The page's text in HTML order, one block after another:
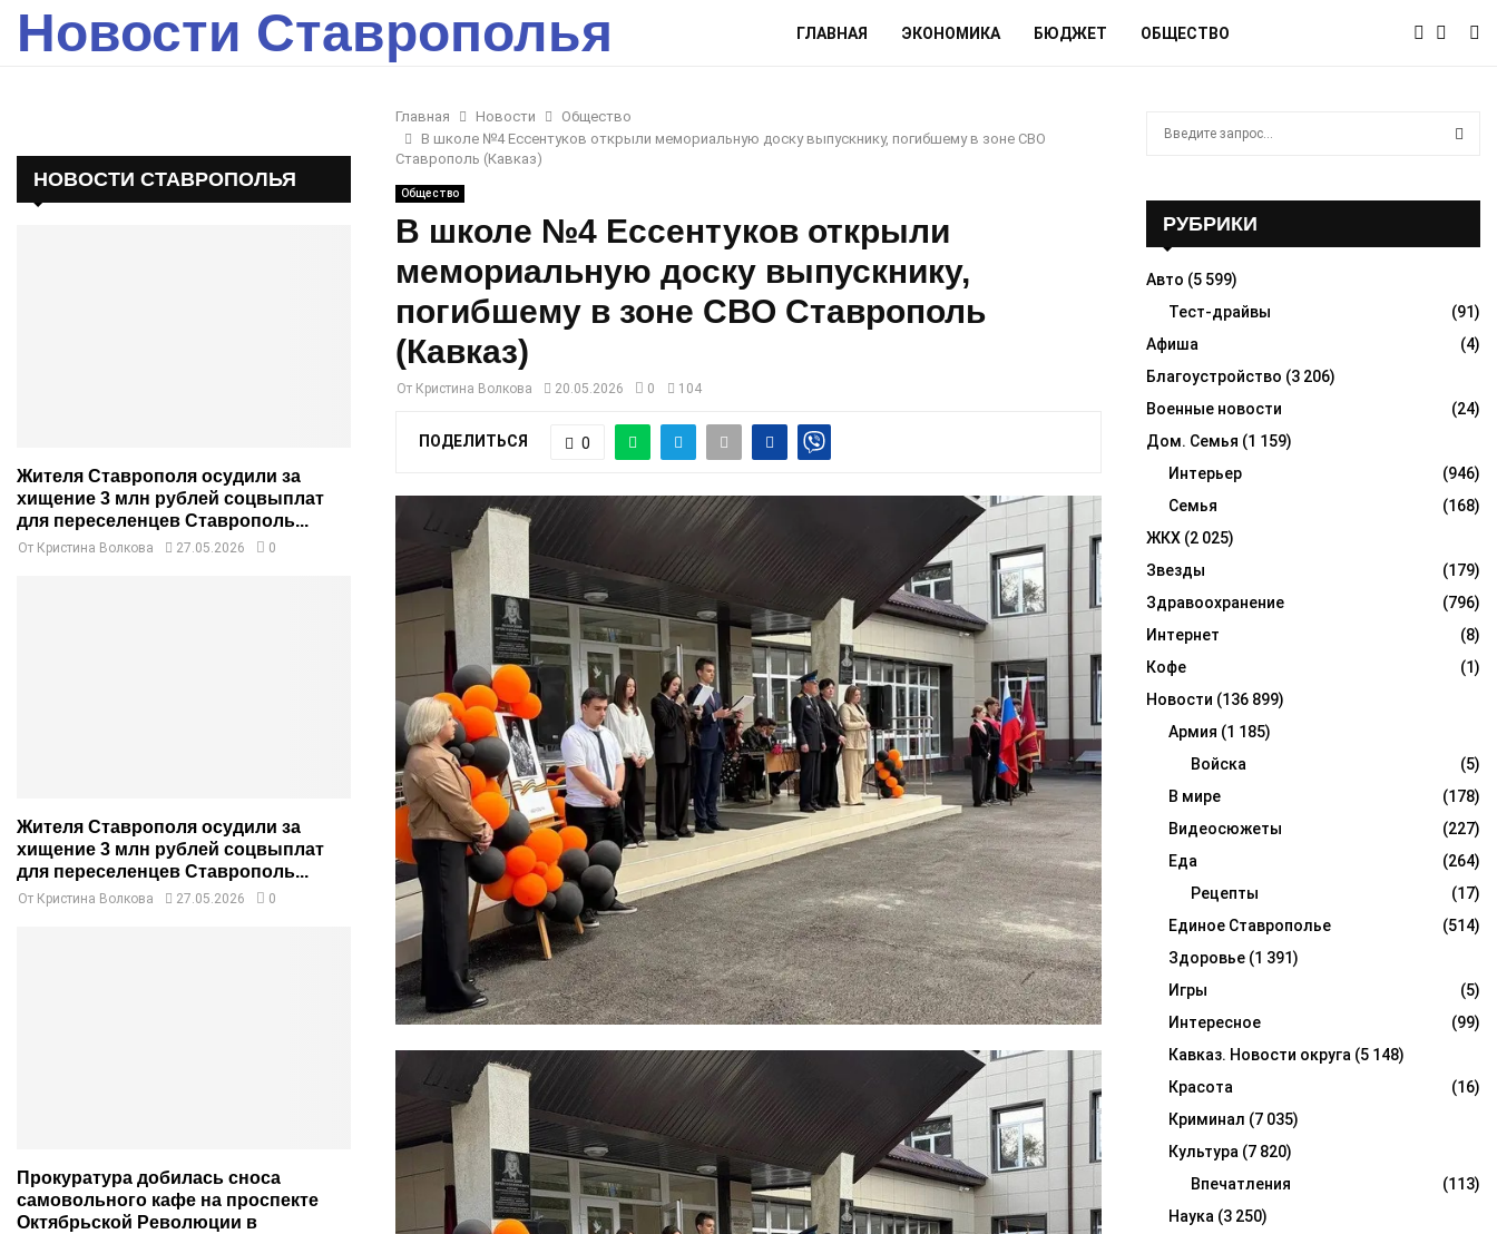
Новости Ставрополья ГЛАВНАЯ ЭКОНОМИКА БЮДЖЕТ ОБЩЕСТВО
Главная Новости
Общество
В школе №4 Ессентуков открыли мемориальную доску выпускнику, погибшему в зоне СВО
Ставрополь (Кавказ)
Общество
В школе №4 Ессентуков открыли
мемориальную доску выпускнику,
погибшему в зоне СВО Ставрополь
(Кавказ)
От Кристина Волкова 20.05.2026 0 104
ПОДЕЛИТЬСЯ 0
НОВОСТИ СТАВРОПОЛЬЯ
Жителя Ставрополя осудили за
хищение 3 млн рублей соцвыплат
для переселенцев Ставрополь...
От Кристина Волкова 27.05.2026 0
Жителя Ставрополя осудили за
хищение 3 млн рублей соцвыплат
для переселенцев Ставрополь...
От Кристина Волкова 27.05.2026 0
Прокуратура добилась сноса
самовольного кафе на проспекте
Октябрьской Революции в
o
R
C
H
РУБРИКИ
Авто (5 599)
Тест-драйвы
(91)
Афиша
(4)
Благоустройство (3 206)
Военные новости
(24)
Дом. Семья (1 159)
Интерьер
(946)
Семья
(168)
ЖКХ (2 025)
Звезды
(179)
Здравоохранение
(796)
Интернет
(8)
Кофе
(1)
Новости (136 899)
Армия (1 185)
Войска
(5)
В мире
(178)
Видеосюжеты
(227)
Еда
(264)
Рецепты
(17)
Единое Ставрополье
(514)
Здоровье (1 391)
Игры
(5)
Интересное
(99)
Кавказ. Новости округа (5 148)
Красота
(16)
Криминал (7 035)
Культура (7 820)
Впечатления
(113)
Наука (3 250)